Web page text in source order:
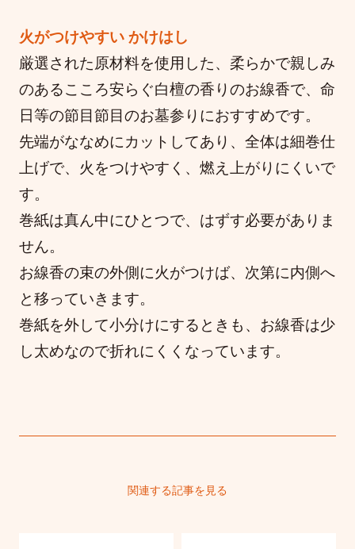
火がつけやすい かけはし
厳選された原材料を使用した、柔らかで親しみ
のあるこころ安らぐ白檀の香りのお線香で、命
日等の節目節目のお墓参りにおすすめです。
先端がななめにカットしてあり、全体は細巻仕
上げで、火をつけやすく、燃え上がりにくいで
す。
巻紙は真ん中にひとつで、はずす必要がありま
せん。
お線香の束の外側に火がつけば、次第に内側へ
と移っていきます。
巻紙を外して小分けにするときも、お線香は少
し太めなので折れにくくなっています。
関連する記事を見る